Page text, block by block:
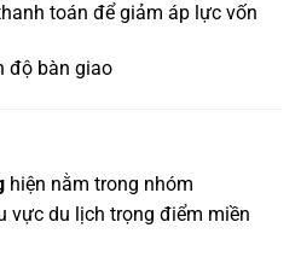
toán để giảm áp lực vốn
độ bàn giao
hiện nằm trong nhóm
vực du lịch trọng điểm miền